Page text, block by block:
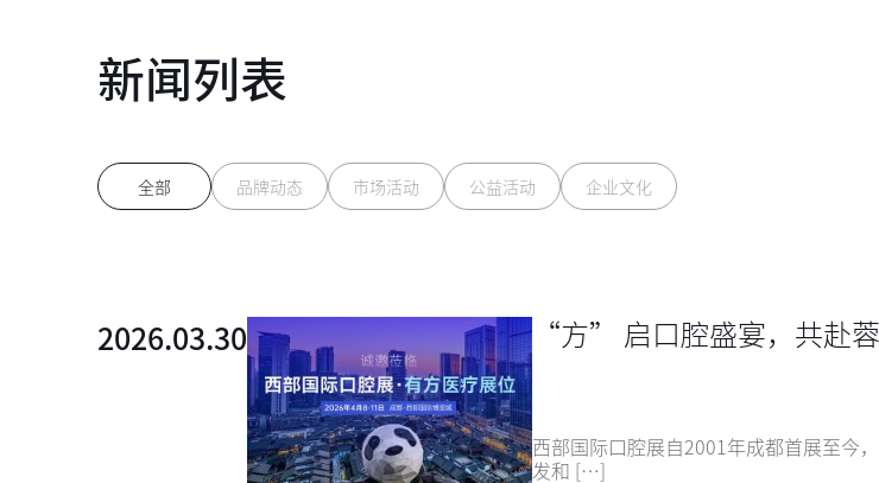
新闻列表
全部 品牌动态 市场活动 公益活动 企业文化
2026.03.30 “方” 启口腔盛宴，共赴
西部国际口腔展自2001年成都首展至今
发和 […]